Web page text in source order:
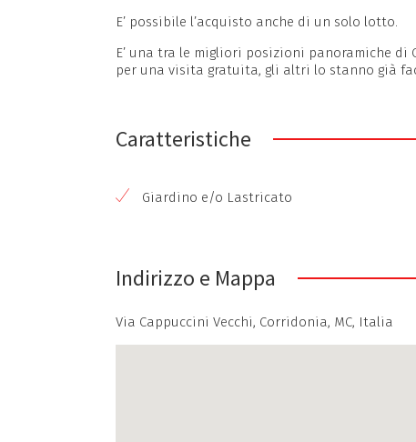
E’ possibile l’acquisto anche di un solo lotto.
E’ una tra le migliori posizioni panoramiche di
per una visita gratuita, gli altri lo stanno già
Caratteristiche
Giardino e/o Lastricato
Indirizzo e Mappa
Via Cappuccini Vecchi, Corridonia, MC, Italia